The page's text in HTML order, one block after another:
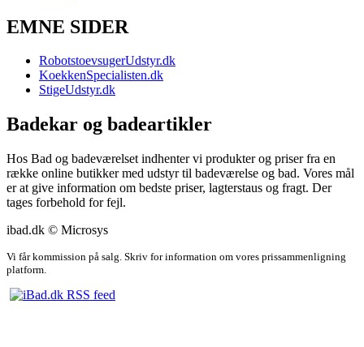
EMNE SIDER
RobotstoevsugerUdstyr.dk
KoekkenSpecialisten.dk
StigeUdstyr.dk
Badekar og badeartikler
Hos Bad og badeværelset indhenter vi produkter og priser fra en
række online butikker med udstyr til badeværelse og bad. Vores mål
er at give information om bedste priser, lagterstaus og fragt. Der
tages forbehold for fejl.
ibad.dk © Microsys
Vi får kommission på salg. Skriv for information om vores prissammenligning
platform.